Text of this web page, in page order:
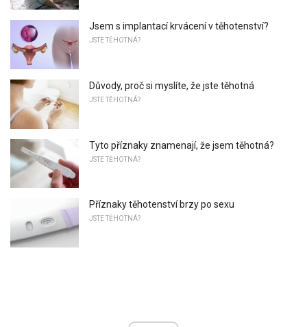
Jsem s implantací krvácení v těhotenství?
JSTE TĚHOTNÁ?
Důvody, proč si myslíte, že jste těhotná
JSTE TĚHOTNÁ?
Tyto příznaky znamenají, že jsem těhotná?
JSTE TĚHOTNÁ?
Příznaky těhotenství brzy po sexu
JSTE TĚHOTNÁ?